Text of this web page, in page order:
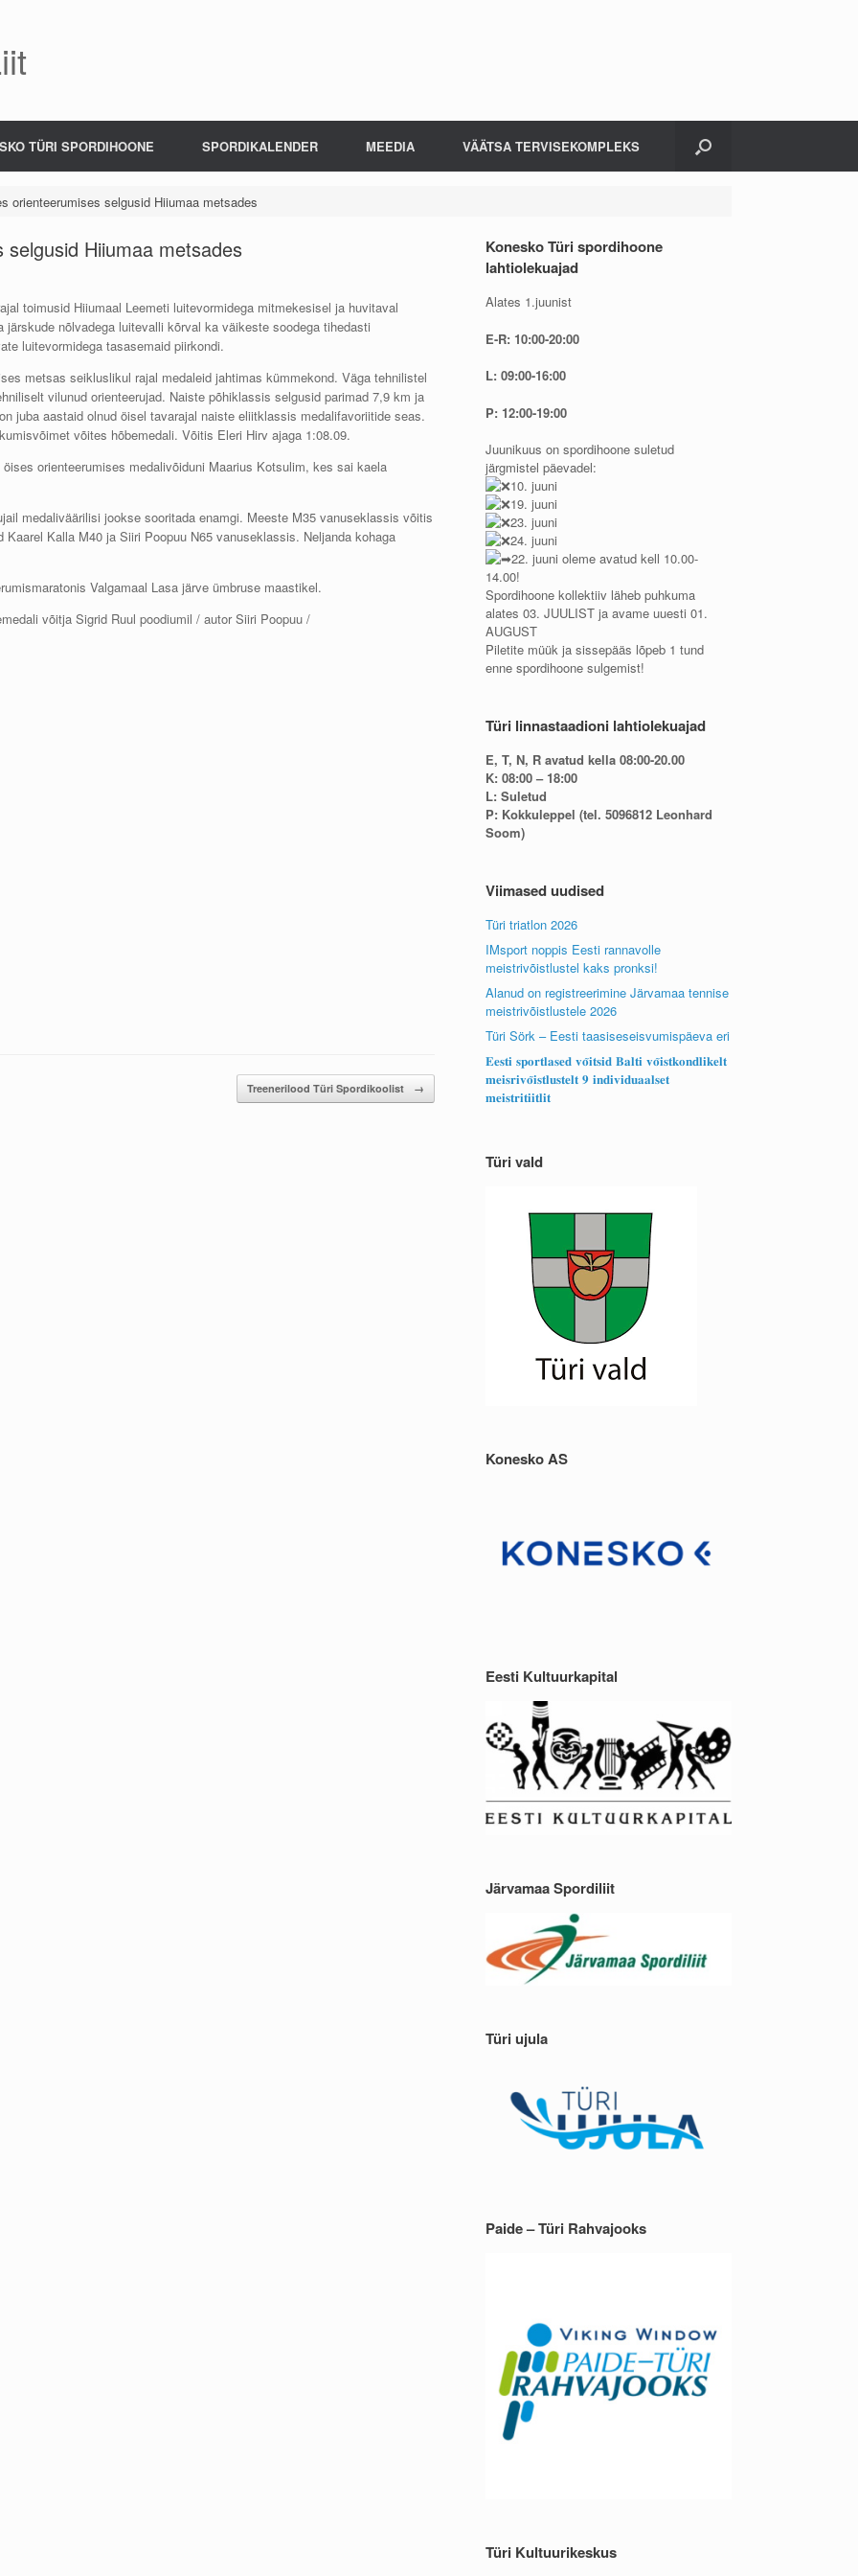
TÜRI SPORDIHOONE SPORDIKALENDER MEEDIA VÄÄTSA TERVISEKOMPLEKS
orienteerumises selgusid Hiiumaa metsades
Hiiumaa metsades
toimusid Hiiumaal Leemeti luitevormidega mitmekesisel ja huvitaval
nõlvadega luitevalli kõrval ka väikeste soodega tihedasti
luitevormidega tasasemaid piirkondi.
metsas seikluslikul rajal medaleid jahtimas kümmekond. Väga tehnilistel
vilunud orienteerujad. Naiste põhiklassis selgusid parimad 7,9 km ja
juba aastaid olnud öisel tavarajal naiste eliitklassis medalifavoriitide seas.
võites hõbemedali. Võitis Eleri Hirv ajaga 1:08.09.
orienteerumises medalivõiduni Maarius Kotsulim, kes sai kaela
medaliväärilisi jookse sooritada enamgi. Meeste M35 vanuseklassis võitis
Kalla M40 ja Siiri Poopuu N65 vanuseklassis. Neljanda kohaga
Valgamaal Lasa järve ümbruse maastikel.
võitja Sigrid Ruul poodiumil / autor Siiri Poopuu /
Treenerilood Türi Spordikoolist →
Konesko Türi spordihoone
lahtiolekuajad
Alates 1.juunist
E-R: 10:00-20:00
L: 09:00-16:00
P: 12:00-19:00
Juunikuus on spordihoone suletud
järgmistel päevadel:
10. juuni
19. juuni
23. juuni
24. juuni
22. juuni oleme avatud kell 10.00-
14.00!
Spordihoone kollektiiv läheb puhkuma
alates 03. JUULIST ja avame uuesti 01.
AUGUST
Piletite müük ja sissepääs lõpeb 1 tund
enne spordihoone sulgemist!
Türi linnastaadioni lahtiolekuajad
E, T, N, R avatud kella 08:00-20.00
K: 08:00 – 18:00
L: Suletud
P: Kokkuleppel (tel. 5096812 Leonhard
Soom)
Viimased uudised
Türi triatlon 2026
IMsport noppis Eesti rannavolle
meistrivõistlustel kaks pronksi!
Alanud on registreerimine Järvamaa tennise
meistrivõistlustele 2026
Türi Sörk – Eesti taasiseseisvumispäeva eri
𝐄𝐞𝐬𝐭𝐢 𝐬𝐩𝐨𝐫𝐭𝐥𝐚𝐬𝐞𝐝 𝐯𝐨̃𝐢𝐭𝐬𝐢𝐝 𝐁𝐚𝐥𝐭𝐢 𝐯𝐨̃𝐢𝐬𝐭𝐤𝐨𝐧𝐝𝐥𝐢𝐤𝐞𝐥𝐭
𝐦𝐞𝐢𝐬𝐫𝐢𝐯𝐨̃𝐢𝐬𝐭𝐥𝐮𝐬𝐭𝐞𝐥𝐭 𝟗 𝐢𝐧𝐝𝐢𝐯𝐢𝐝𝐮𝐚𝐚𝐥𝐬𝐞𝐭
𝐦𝐞𝐢𝐬𝐭𝐫𝐢𝐭𝐢𝐢𝐭𝐥𝐢𝐭
Türi vald
Konesko AS
Eesti Kultuurkapital
Järvamaa Spordiliit
Türi ujula
Paide – Türi Rahvajooks
Türi Kultuurikeskus